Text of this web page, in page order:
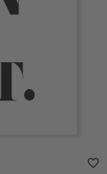
favorite_border